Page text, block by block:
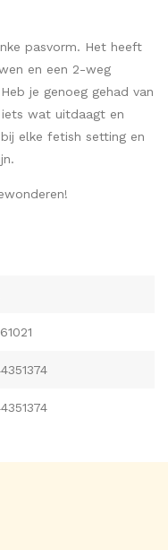
pasvorm. Het heeft
en een 2-weg
je genoeg gehad van
wat uitdaagt en
elke fetish setting en